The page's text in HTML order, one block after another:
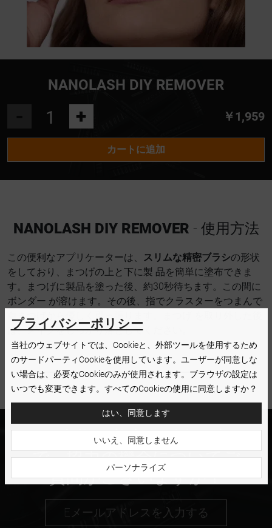
NANOLASH DIY REMOVER
+ ￥1,959
カートに追加
NANOLASH DIY REMOVER - 使用方法
この便利なアプリケーターは、 スリムな精密ブラシの形状
をしており、まつげの上と下に製 品を簡単に塗布できま
す。まつげに製品を塗った後、約30秒待ちます。この間に
ボンダー が溶けます。その後、指でクラスターをつまんで
自まつげから優しく引っ張ります。まつげ を取り外した後
は、メイクをしっかり落としてください。
お客様は美容関係者の方
で、協力の機会についてご
質問がございますか？
プライバシーポリシー
当社のウェブサイトでは、Cookieと、外部ツールを使用するため
のサードパーティCookieを使用しています。ユーザーが同意しな
い場合は、必要なCookieのみが使用されます。ブラウザの設定は
いつでも変更できます。すべてのCookieの使用に同意しますか？
はい、同意します
いいえ、同意しません
パーソナライズ